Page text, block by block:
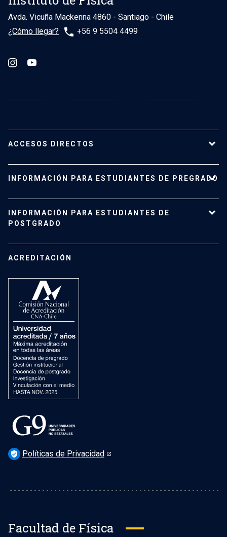
Avda. Vicuña Mackenna 4860 - Santiago - Chile
¿Cómo llegar?
phone +56 9 5504 4499
ACCESOS DIRECTOS
Carreras y programas
Investigación
Vinculación con el medio
Contacto
INFORMACIÓN PARA ESTUDIANTES DE PREGRADO
Mujeres en el Instituto
Laboratorios docentes
INFORMACIÓN PARA ESTUDIANTES DE
POSTGRADO
Cursos
Recursos
Vida Universitaria
Preguntas Frecuentes
ACREDITACIÓN
verified_user Políticas de Privacidad
Facultad de Física